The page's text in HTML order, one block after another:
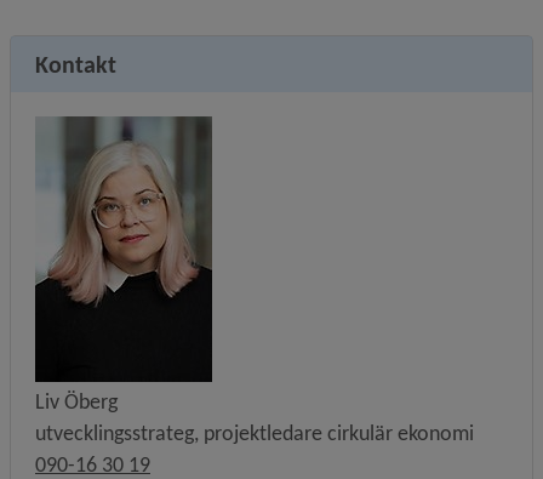
Kontakt
Liv Öberg
utvecklingsstrateg, projektledare cirkulär ekonomi
090-16 30 19